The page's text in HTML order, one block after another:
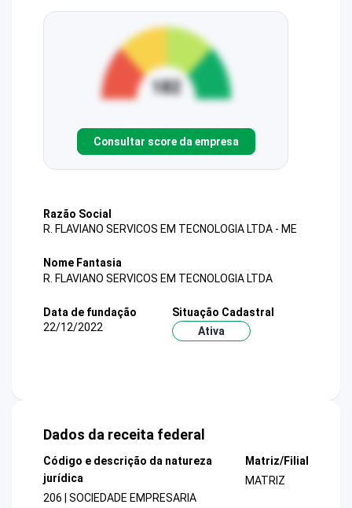
Consultar score da empresa
Razão Social
R. FLAVIANO SERVICOS EM TECNOLOGIA LTDA - ME
Nome Fantasia
R. FLAVIANO SERVICOS EM TECNOLOGIA LTDA
Data de fundação
22/12/2022
Situação Cadastral
Ativa
Dados da receita federal
Código e descrição da natureza
jurídica
206 | SOCIEDADE EMPRESARIA
Matriz/Filial
MATRIZ